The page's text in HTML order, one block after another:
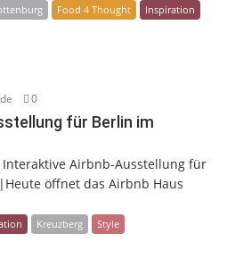
Food 4 Thought
Inspiration
0
für Berlin im
Airbnb-Ausstellung für
öffnet das Airbnb Haus
Kreuzberg Style